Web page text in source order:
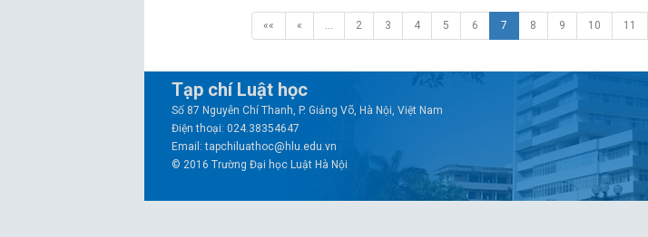
«« « … 2 3 4 5 6 7 8 9 10 11
Tạp chí Luật học
Số 87 Nguyễn Chí Thanh, P. Giảng Võ, Hà Nội, Việt Nam
Điện thoại: 024.38354647
Email: tapchiluathoc@hlu.edu.vn
© 2016 Trường Đại học Luật Hà Nội